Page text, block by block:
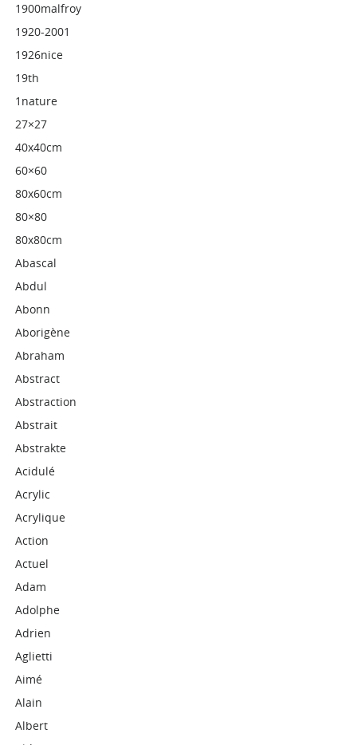
1900malfroy
1920-2001
1926nice
19th
1nature
27×27
40x40cm
60×60
80x60cm
80×80
80x80cm
Abascal
Abdul
Abonn
Aborigène
Abraham
Abstract
Abstraction
Abstrait
Abstrakte
Acidulé
Acrylic
Acrylique
Action
Actuel
Adam
Adolphe
Adrien
Aglietti
Aimé
Alain
Albert